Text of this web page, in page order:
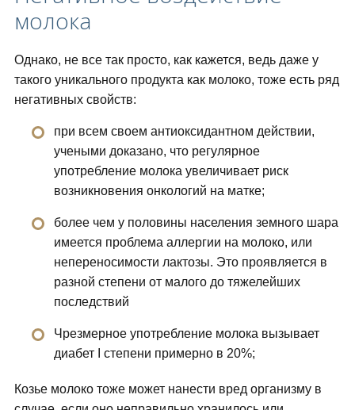
молока
Однако, не все так просто, как кажется, ведь даже у
такого уникального продукта как молоко, тоже есть ряд
негативных свойств:
при всем своем антиоксидантном действии,
учеными доказано, что регулярное
употребление молока увеличивает риск
возникновения онкологий на матке;
более чем у половины населения земного шара
имеется проблема аллергии на молоко, или
непереносимости лактозы. Это проявляется в
разной степени от малого до тяжелейших
последствий
Чрезмерное употребление молока вызывает
диабет I степени примерно в 20%;
Козье молоко тоже может нанести вред организму в